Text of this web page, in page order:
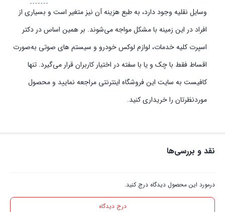
وسایل نقلیه وجود دارد، به طبع هزینه آن نیز متغیر است و بسیاری از
افراد در این زمینه با مشکل مواجه می‌شوند. بر همین اساس در دکتر
اسپرت کلیه خدمات، لوازم لوکس خودرو و سیستم‌ های صوتی به‌صورت
اقساط فقط با چک و یا با سفته در اختیار کاربران قرار می‌گیرد. تنها
کافیست به سایت این فروشگاه اینترنتی مراجعه نمایید و محصول
موردنظرتان را خریداری کنید.
نقد و بررسی‌ها
درمورد این محصول دیدگاه درج کنید.
درج دیدگاه